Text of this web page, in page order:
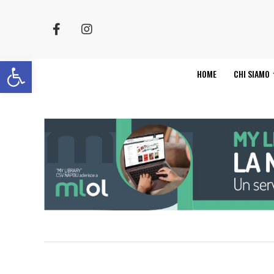
Apri la barra degli strumenti HOME CHI SIAMO